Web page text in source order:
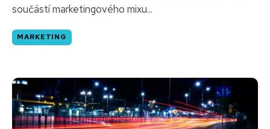
součástí marketingového mixu...
MARKETING